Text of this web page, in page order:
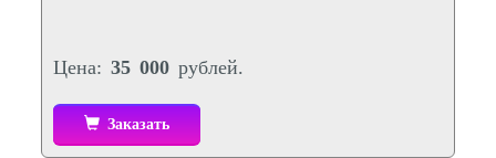
Цена: 35 000 рублей.
Заказать